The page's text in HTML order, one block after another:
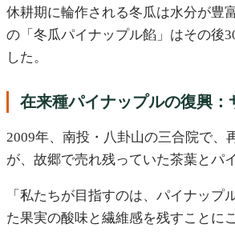
休耕期に輪作される冬瓜は水分が豊
の「冬瓜パイナップル餡」はその後
した。
在来種パイナップルの復興
2009年、南投・八卦山の三合院で
が、故郷で売れ残っていた茶葉とパ
「私たちが目指すのは、パイナッ
た果実の酸味と繊維感を残すことに